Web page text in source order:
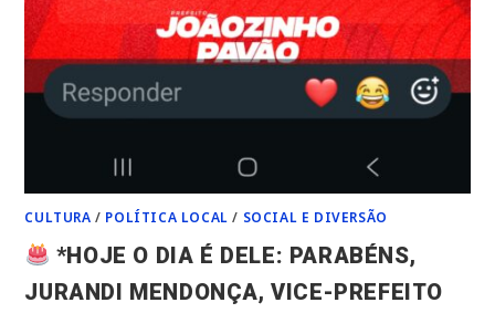
CULTURA / POLÍTICA LOCAL / SOCIAL E DIVERSÃO
*HOJE O DIA É DELE: PARABÉNS,
JURANDI MENDONÇA, VICE-PREFEITO